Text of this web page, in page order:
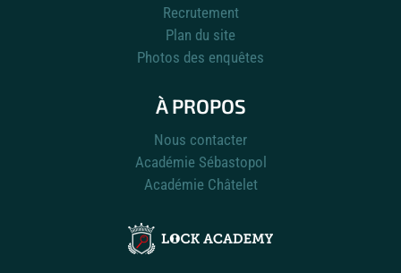
Recrutement
Plan du site
Photos des enquêtes
À PROPOS
Nous contacter
Académie Sébastopol
Académie Châtelet